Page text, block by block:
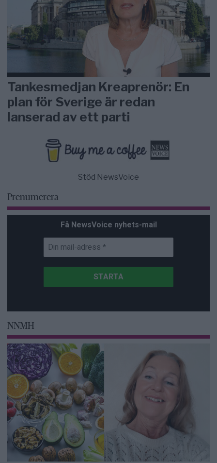
Tankesmedjan Kreaprenör: En
plan för Sverige är redan
lanserad av ett parti
Stöd NewsVoice
Prenumerera
Få NewsVoice nyhets-mail
NNMH